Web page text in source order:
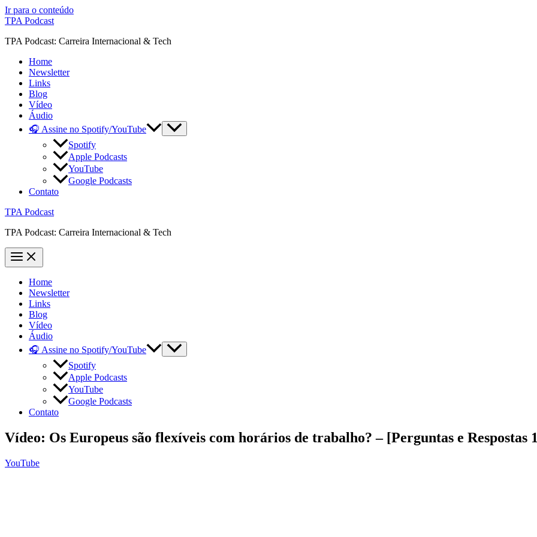
Ir para o conteúdo
TPA Podcast
TPA Podcast: Carreira Internacional & Tech
Home
Newsletter
Links
Blog
Vídeo
Áudio
🎧 Assine no Spotify/YouTube
Spotify
Apple Podcasts
YouTube
Google Podcasts
Contato
TPA Podcast
TPA Podcast: Carreira Internacional & Tech
Home
Newsletter
Links
Blog
Vídeo
Áudio
🎧 Assine no Spotify/YouTube
Spotify
Apple Podcasts
YouTube
Google Podcasts
Contato
Vídeo: Os Europeus são flexíveis com horários de trabalho? – [Perguntas e Respostas
YouTube